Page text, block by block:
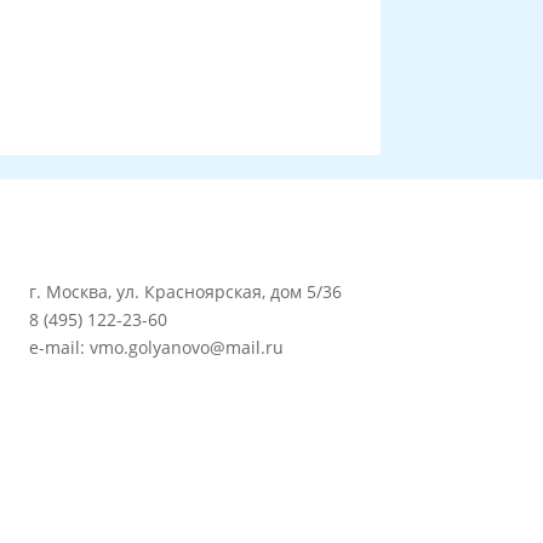
г. Москва, ул. Красноярская, дом 5/36
8 (495) 122-23-60
e-mail: vmo.golyanovo@mail.ru